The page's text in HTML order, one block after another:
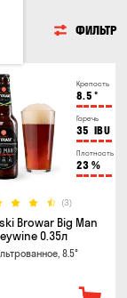
ФИЛЬТР
Крепость
8.5 °
Горечь
35 IBU
Плотность
23 %
(3)
Browar Big Man
0.35л
8.5°